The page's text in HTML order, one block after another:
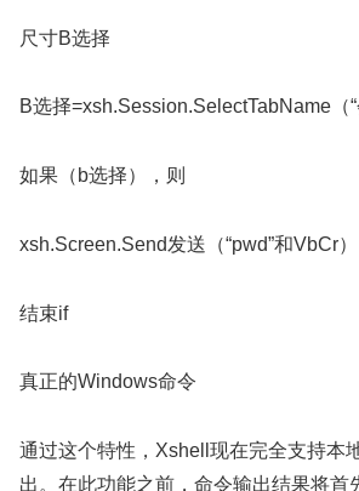
尺寸B选择
B选择=xsh.Session.SelectTabName（“
如果（b选择），则
xsh.Screen.Send发送（“pwd”和VbCr）
结束if
真正的Windows命令
通过这个特性，Xshell现在完全支持本
出。在此功能之前，命令输出结果将首